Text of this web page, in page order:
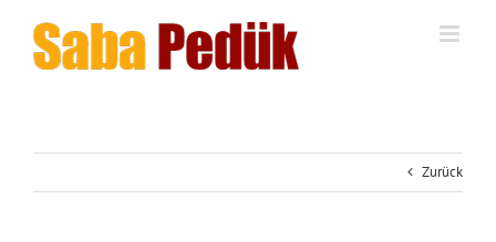
Inhalt
springen
Zurück